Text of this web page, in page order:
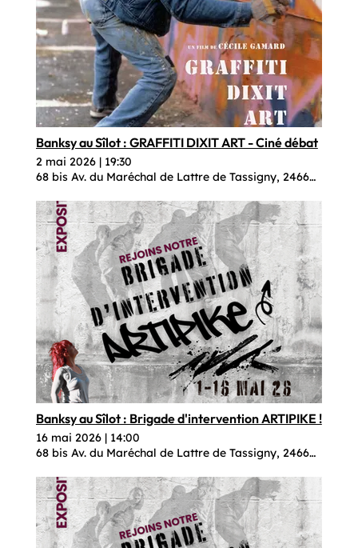
Banksy au Sîlot : GRAFFITI DIXIT ART - Ciné débat
2 mai 2026| 19:30
68 bis Av. du Maréchal de Lattre de Tassigny, 24660
Banksy au Sîlot : Brigade d'intervention ARTIPIKE !
16 mai 2026| 14:00
68 bis Av. du Maréchal de Lattre de Tassigny, 24660